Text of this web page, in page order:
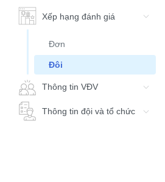
Xếp hạng đánh giá
Đơn
Đôi
Thông tin VĐV
Thông tin đội và tổ chức